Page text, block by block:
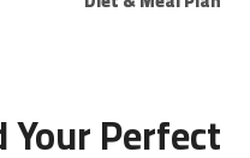
Perfect